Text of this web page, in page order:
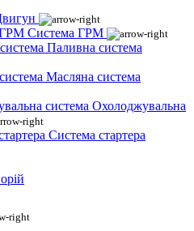
Система ГРМ
Паливна система
Масляна система
Охолоджувальна
Система стартера